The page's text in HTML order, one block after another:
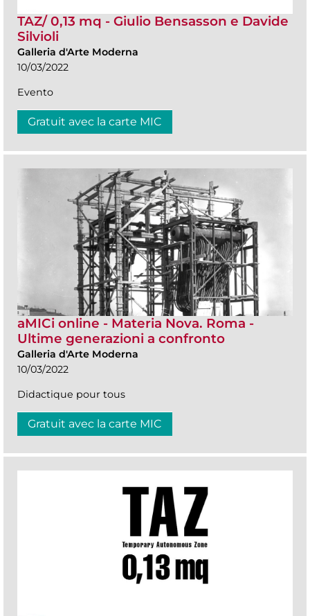
TAZ/ 0,13 mq - Giulio Bensasson e Davide
Silvioli
Galleria d'Arte Moderna
10/03/2022
Evento
Gratuit avec la carte MIC
aMICi online - Materia Nova. Roma -
Ultime generazioni a confronto
Galleria d'Arte Moderna
10/03/2022
Didactique pour tous
Gratuit avec la carte MIC